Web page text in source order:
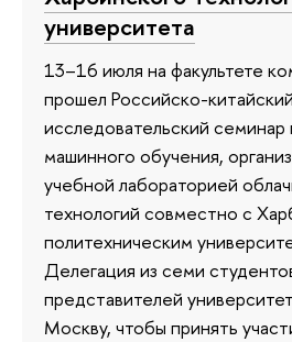
университета
13–16 июля на факультете
прошел Российско-
исследовательский
машинного обучения,
учебной лабораторией
технологий совместно с
политехническим
Делегация из семи
представителей
Москву, чтобы принять